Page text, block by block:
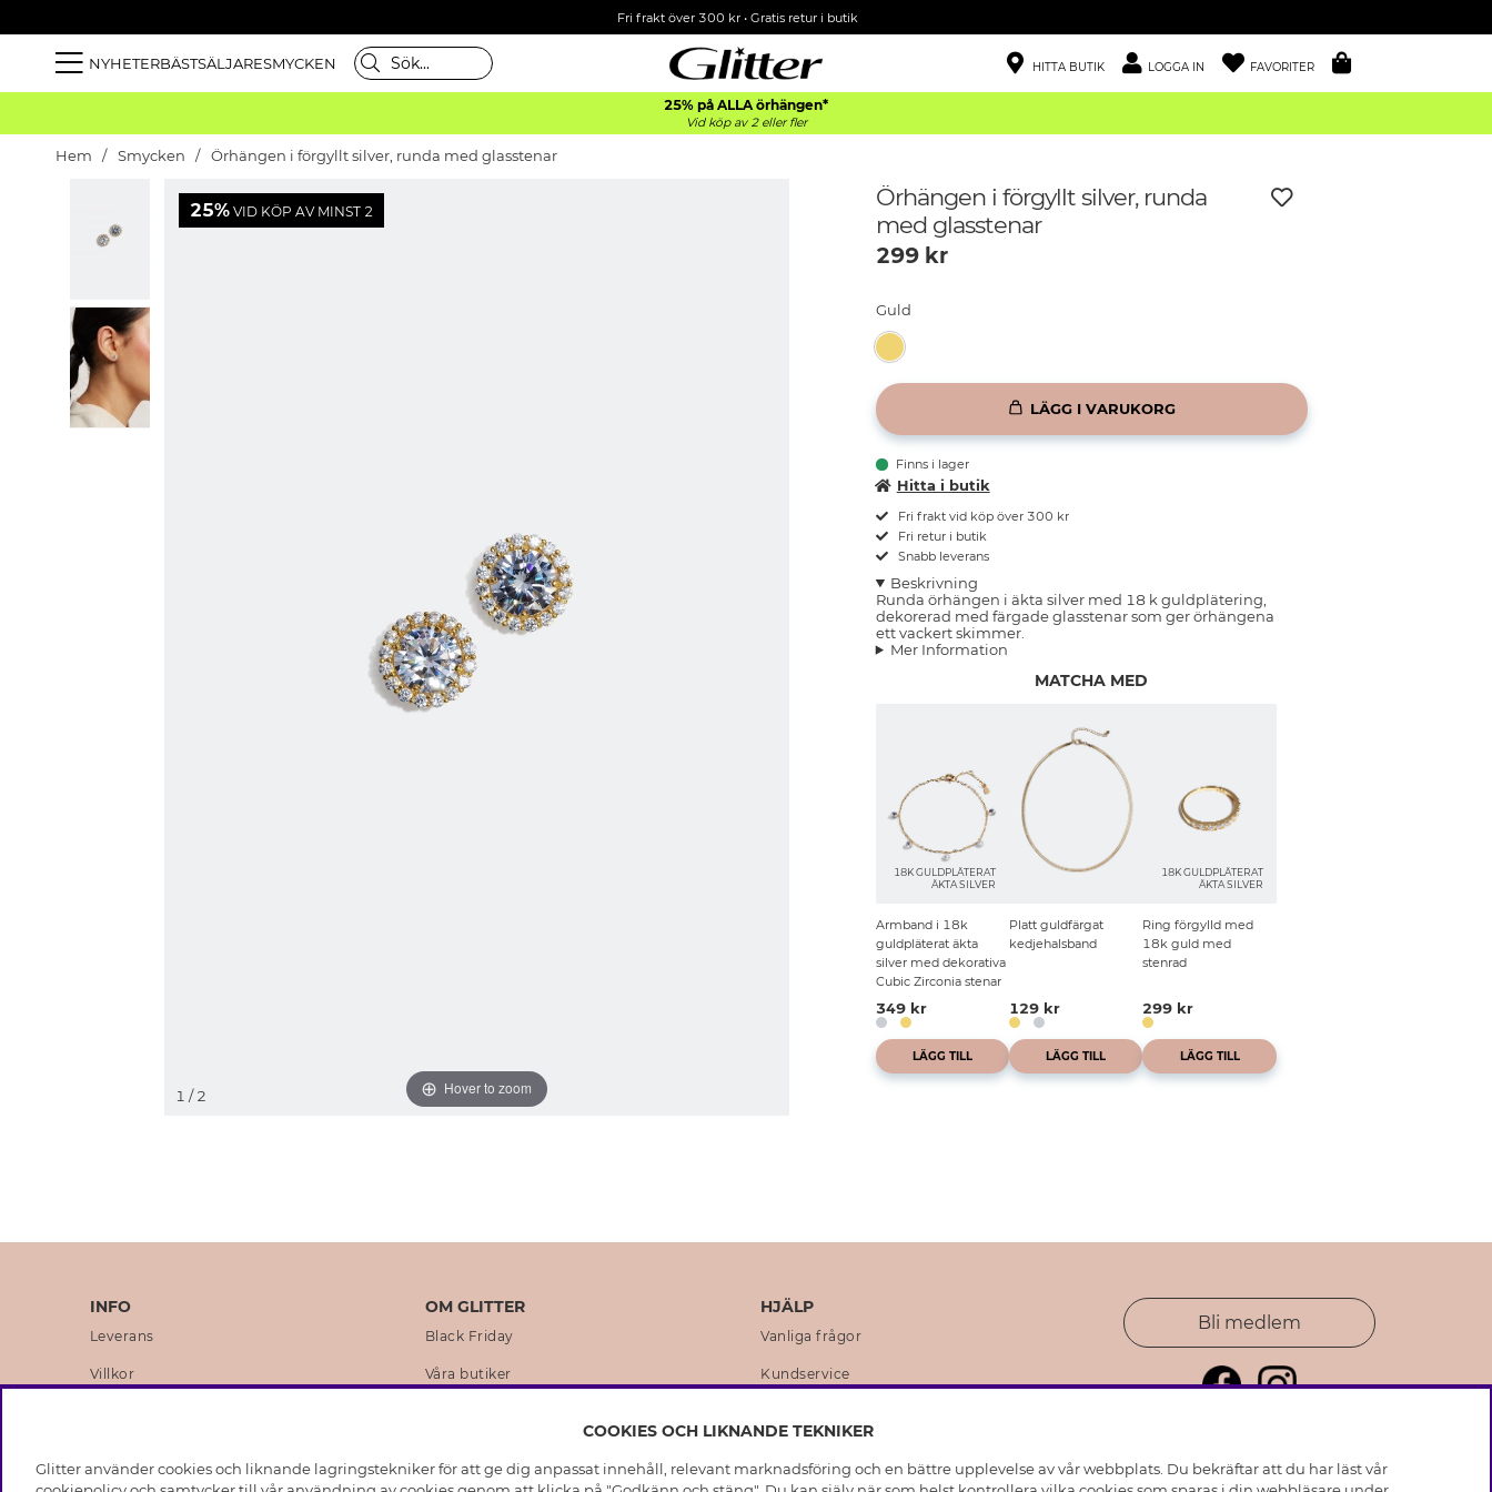
Fri frakt över 300 kr• Gratis retur i butik
NYHETERBÄSTSÄLJARESMYCKEN HITTA BUTIK LOGGA IN FAVORITER
25% på ALLA örhängen*
Vid köp av 2 eller fler
Hem Smycken Örhängen i förgyllt silver, runda med glasstenar
25% VID KÖP AV MINST 2
Hover to zoom
1 / 2
Örhängen i förgyllt silver, runda
med glasstenar
299kr
Guld
LÄGG I VARUKORG
Finns i lager
Hitta i butik
Fri frakt vid köp över 300 kr
Fri retur i butik
Snabb leverans
Beskrivning
Runda örhängen i äkta silver med 18 k guldplätering,
dekorerad med färgade glasstenar som ger örhängena
ett vackert skimmer.
Mer Information
MATCHA MED
18K GULDPLÄTERAT
ÄKTA SILVER
Armband i 18k
guldpläterat äkta
silver med dekorativa
Cubic Zirconia stenar
349 kr
LÄGG TILL
Platt guldfärgat
kedjehalsband
129 kr
LÄGG TILL
18K GULDPLÄTERAT
ÄKTA SILVER
Ring förgylld med
18k guld med
stenrad
299 kr
LÄGG TILL
INFO
Leverans
Villkor
Medlemsvillkor
OM GLITTER
Black Friday
Våra butiker
Hållbarhet
HJÄLP
Vanliga frågor
Kundservice
Skötselråd skinnhandskar
Bli medlem
COOKIES OCH LIKNANDE TEKNIKER
Glitter använder cookies och liknande lagringstekniker för att ge dig anpassat innehåll, relevant marknadsföring och en bättre upplevelse av vår webbplats. Du bekräftar att du har läst vår